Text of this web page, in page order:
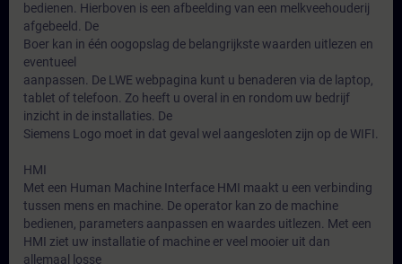
bedienen. Hierboven is een afbeelding van een melkveehouderij
afgebeeld. De
Boer kan in één oogopslag de belangrijkste waarden uitlezen en
eventueel
aanpassen. De LWE webpagina kunt u benaderen via de laptop,
tablet of telefoon. Zo heeft u overal in en rondom uw bedrijf
inzicht in de installaties. De
Siemens Logo moet in dat geval wel aangesloten zijn op de WIFI.
HMI
Met een Human Machine Interface HMI maakt u een verbinding
tussen mens en machine. De operator kan zo de machine
bedienen, parameters aanpassen en waardes uitlezen. Met een
HMI ziet uw installatie of machine er veel mooier uit dan
allemaal losse